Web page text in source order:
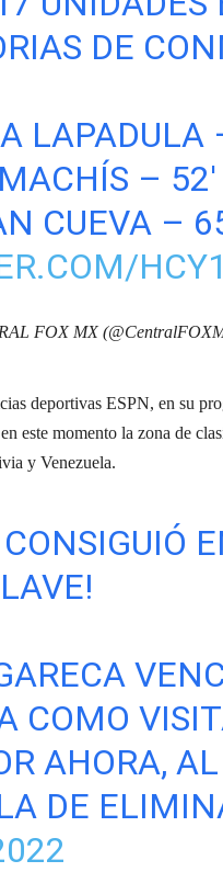
DE
LAPADULA
– 52'
CUEVA –
FOX MX
deportivas ESPN, en su
este momento la zona de
y Venezuela.
COMO
AHORA,
DE